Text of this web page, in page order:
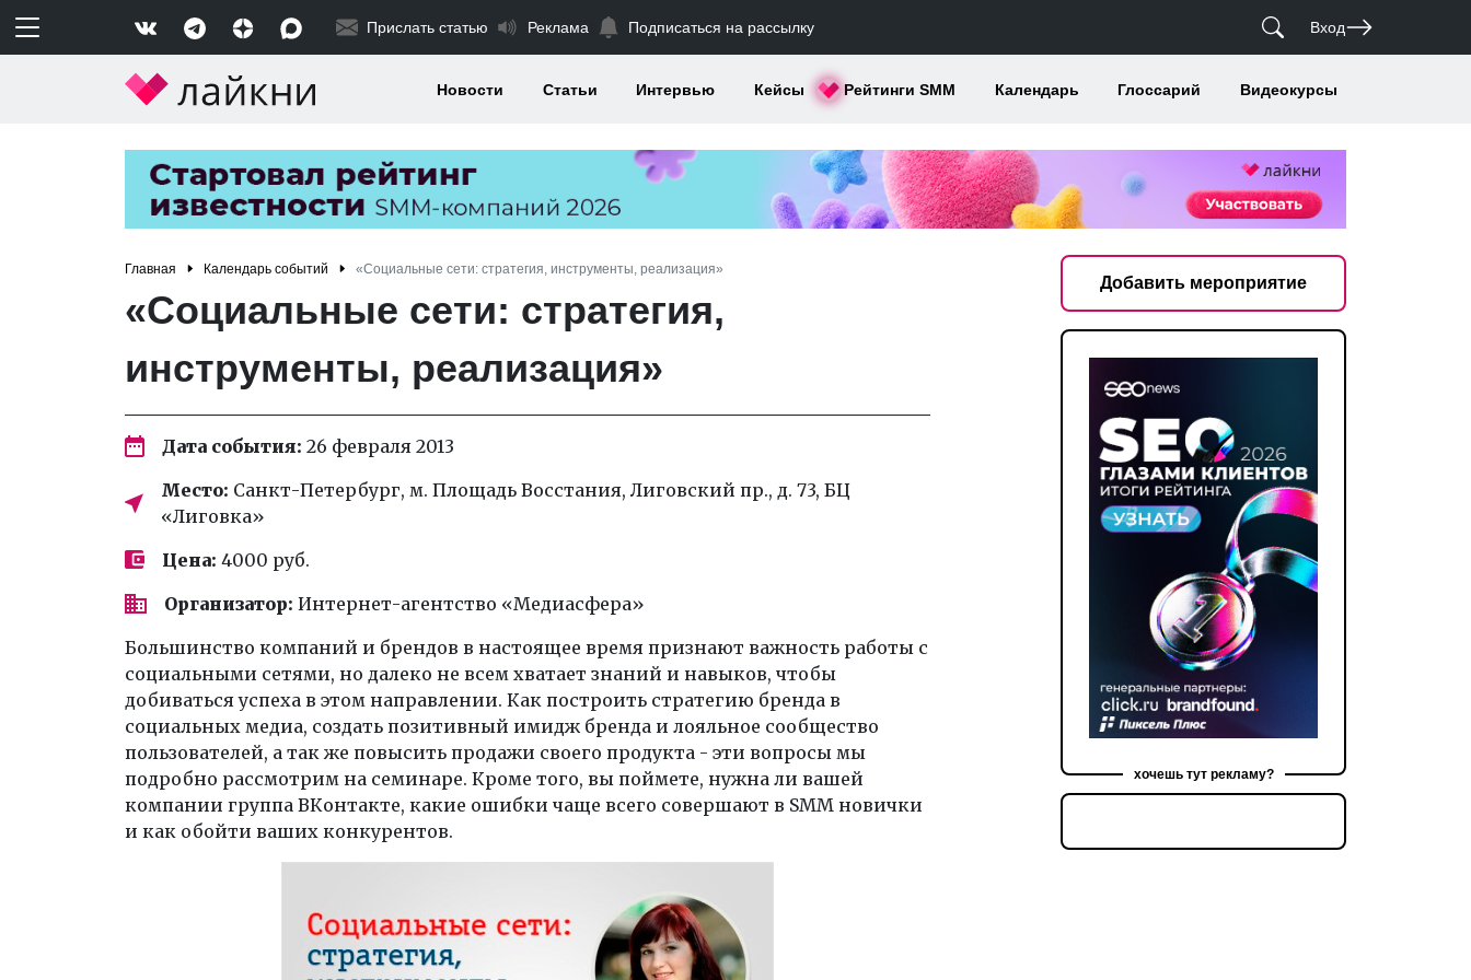
Прислать статью Реклама Подписаться на рассылку Вход
Новости Статьи Интервью Кейсы Рейтинги SMM Календарь Глоссарий Видеокурсы
Главная Календарь событий «Социальные сети: стратегия, инструменты, реализация»
«Социальные сети: стратегия,
инструменты, реализация»
Дата события: 26 февраля 2013
Место: Санкт-Петербург, м. Площадь Восстания, Лиговский пр., д. 73, БЦ
«Лиговка»
Цена: 4000 руб.
Организатор: Интернет-агентство «Медиасфера»
Большинство компаний и брендов в настоящее время признают важность работы с
социальными сетями, но далеко не всем хватает знаний и навыков, чтобы
добиваться успеха в этом направлении. Как построить стратегию бренда в
социальных медиа, создать позитивный имидж бренда и лояльное сообщество
пользователей, а так же повысить продажи своего продукта - эти вопросы мы
подробно рассмотрим на семинаре. Кроме того, вы поймете, нужна ли вашей
компании группа ВКонтакте, какие ошибки чаще всего совершают в SMM новички
и как обойти ваших конкурентов.
Добавить мероприятие
хочешь тут рекламу?